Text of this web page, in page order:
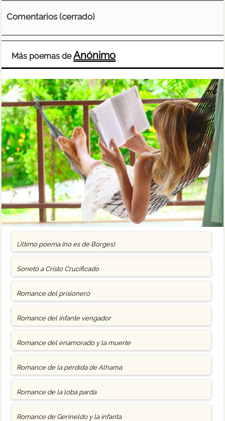
Comentarios (cerrado)
Más poemas deAnónimo
Último poema (no es de Borges)
Soneto a Cristo Crucificado
Romance del prisionero
Romance del infante vengador
Romance del enamorado y la muerte
Romance de la pérdida de Alhama
Romance de la loba parda
Romance de Gerineldo y la infanta